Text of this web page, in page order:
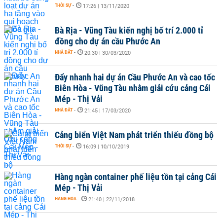
THỜI SỰ - 17:26 | 13/11/2020
Bà Rịa - Vũng Tàu kiến nghị bố trí 2.000 tỉ
đồng cho dự án cầu Phước An
NHÀ ĐẤT - 20:30 | 30/03/2020
Đẩy nhanh hai dự án Cầu Phước An và cao tốc
Biên Hòa - Vũng Tàu nhằm giải cứu cảng Cái
Mép - Thị Vải
NHÀ ĐẤT - 21:45 | 17/03/2020
Cảng biển Việt Nam phát triển thiếu đồng bộ
THỜI SỰ - 16:09 | 10/10/2019
Hàng ngàn container phế liệu tồn tại cảng Cái
Mép - Thị Vải
HÀNG HÓA - 21:40 | 22/11/2018